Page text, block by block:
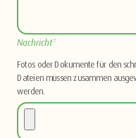
Nachricht*
Fotos oder Dokumente für den
Dateien müssen zusammen
werden.